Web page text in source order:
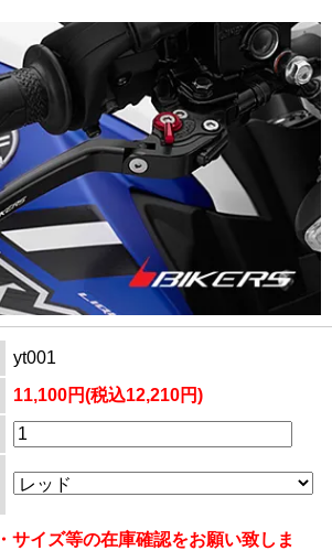
yt001
11,100円(税込12,210円)
サイズ等の在庫確認をお願い致しま